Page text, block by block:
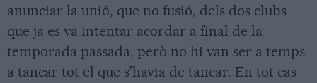
anunciar la unió, que no fusió, dels dos clubs
que ja es va intentar acordar a final de la
temporada passada, però no hi van ser a temps
a tancar tot el que s’havia de tancar. En tot cas